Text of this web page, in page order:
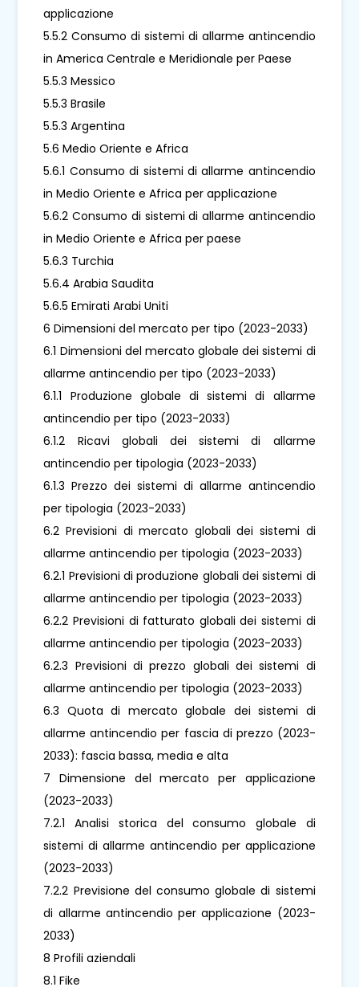
applicazione
5.5.2 Consumo di sistemi di allarme antincendio
in America Centrale e Meridionale per Paese
5.5.3 Messico
5.5.3 Brasile
5.5.3 Argentina
5.6 Medio Oriente e Africa
5.6.1 Consumo di sistemi di allarme antincendio
in Medio Oriente e Africa per applicazione
5.6.2 Consumo di sistemi di allarme antincendio
in Medio Oriente e Africa per paese
5.6.3 Turchia
5.6.4 Arabia Saudita
5.6.5 Emirati Arabi Uniti
6 Dimensioni del mercato per tipo (2023-2033)
6.1 Dimensioni del mercato globale dei sistemi di
allarme antincendio per tipo (2023-2033)
6.1.1 Produzione globale di sistemi di allarme
antincendio per tipo (2023-2033)
6.1.2 Ricavi globali dei sistemi di allarme
antincendio per tipologia (2023-2033)
6.1.3 Prezzo dei sistemi di allarme antincendio
per tipologia (2023-2033)
6.2 Previsioni di mercato globali dei sistemi di
allarme antincendio per tipologia (2023-2033)
6.2.1 Previsioni di produzione globali dei sistemi di
allarme antincendio per tipologia (2023-2033)
6.2.2 Previsioni di fatturato globali dei sistemi di
allarme antincendio per tipologia (2023-2033)
6.2.3 Previsioni di prezzo globali dei sistemi di
allarme antincendio per tipologia (2023-2033)
6.3 Quota di mercato globale dei sistemi di
allarme antincendio per fascia di prezzo (2023-
2033): fascia bassa, media e alta
7 Dimensione del mercato per applicazione
(2023-2033)
7.2.1 Analisi storica del consumo globale di
sistemi di allarme antincendio per applicazione
(2023-2033)
7.2.2 Previsione del consumo globale di sistemi
di allarme antincendio per applicazione (2023-
2033)
8 Profili aziendali
8.1 Fike